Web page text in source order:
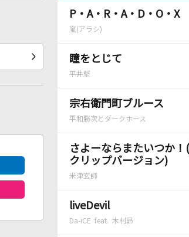
P・A・R・A・D・O・X
嵐(アラシ)
瞳をとじて
平井堅
宗右衛門町ブルース
平和勝次とダークホース
さよーならまたいつか！
クリップバージョン)
米津玄師
liveDevil
Da-iCE feat. 木村昴